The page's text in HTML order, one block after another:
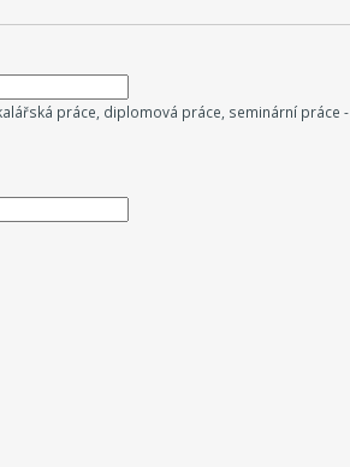
práce, diplomová práce, seminární práce -